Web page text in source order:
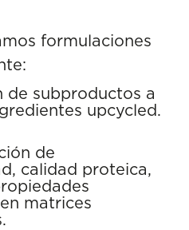
formulaciones
de subproductos a
upcycled.
de
calidad proteica,
matrices